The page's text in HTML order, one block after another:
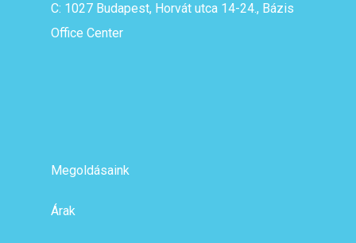
C: 1027 Budapest, Horvát utca 14-24., Bázis
Office Center
Megoldásaink
Árak